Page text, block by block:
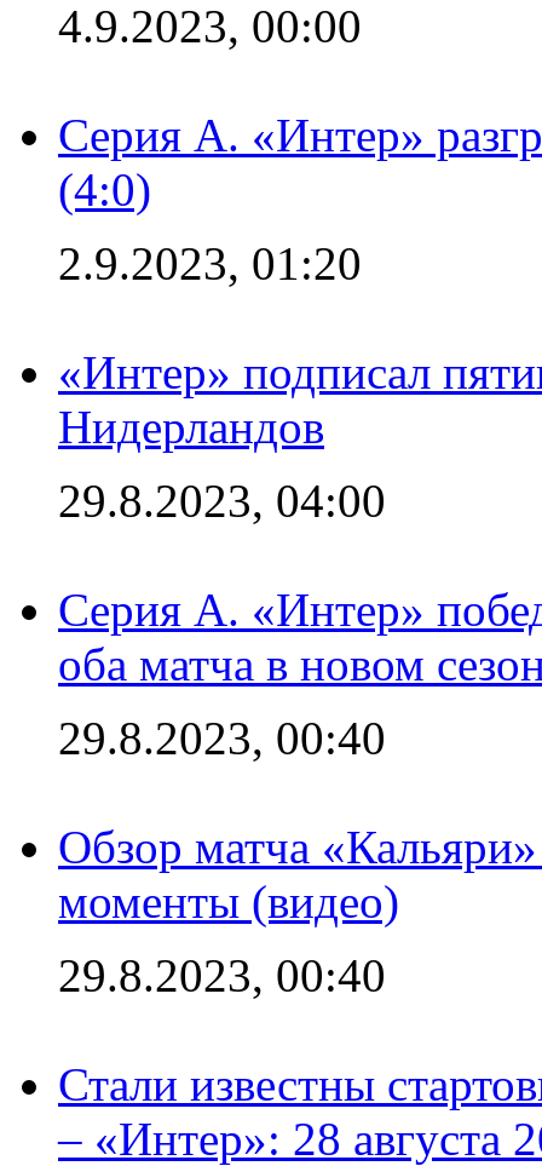
4.9.2023, 00:00
Серия А. «Интер»
(4:0)
2.9.2023, 01:20
«Интер» подписал
Нидерландов
29.8.2023, 04:00
Серия А. «Интер»
оба матча в новом
29.8.2023, 00:40
Обзор матча
моменты (видео)
29.8.2023, 00:40
Стали известны
– «Интер»: 28 августа